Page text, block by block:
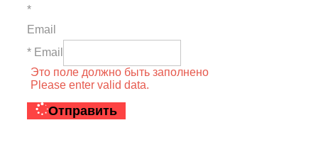
*
Email
* Email
Это поле должно быть заполнено
Please enter valid data.
Отправить